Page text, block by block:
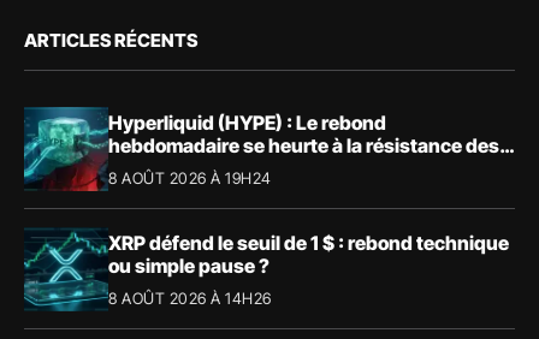
ARTICLES RÉCENTS
Hyperliquid (HYPE) : Le rebond
hebdomadaire se heurte à la résistance des
57,90 $
8 AOÛT 2026 À 19H24
XRP défend le seuil de 1 $ : rebond technique
ou simple pause ?
8 AOÛT 2026 À 14H26